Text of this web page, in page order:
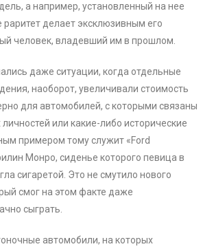
а например, установленный на нее
раритет делает эксклюзивным его
человек, владевший им в прошлом.
даже ситуации, когда отдельные
наоборот, увеличивали стоимость
для автомобилей, с которыми связаны
или какие-либо исторические
примером тому служит «Ford
Монро, сиденье которого певица в
сигаретой. Это не смутило нового
смог на этом факте даже
сыграть.
автомобили, на которых